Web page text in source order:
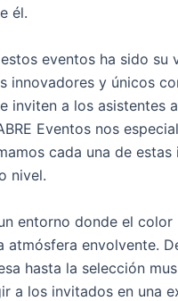
él.
eventos ha sido su
innovadores y únicos
inviten a los asistentes
Eventos nos
cada una de estas
nivel.
entorno donde el
envolvente.
hasta la selección
a los invitados en una